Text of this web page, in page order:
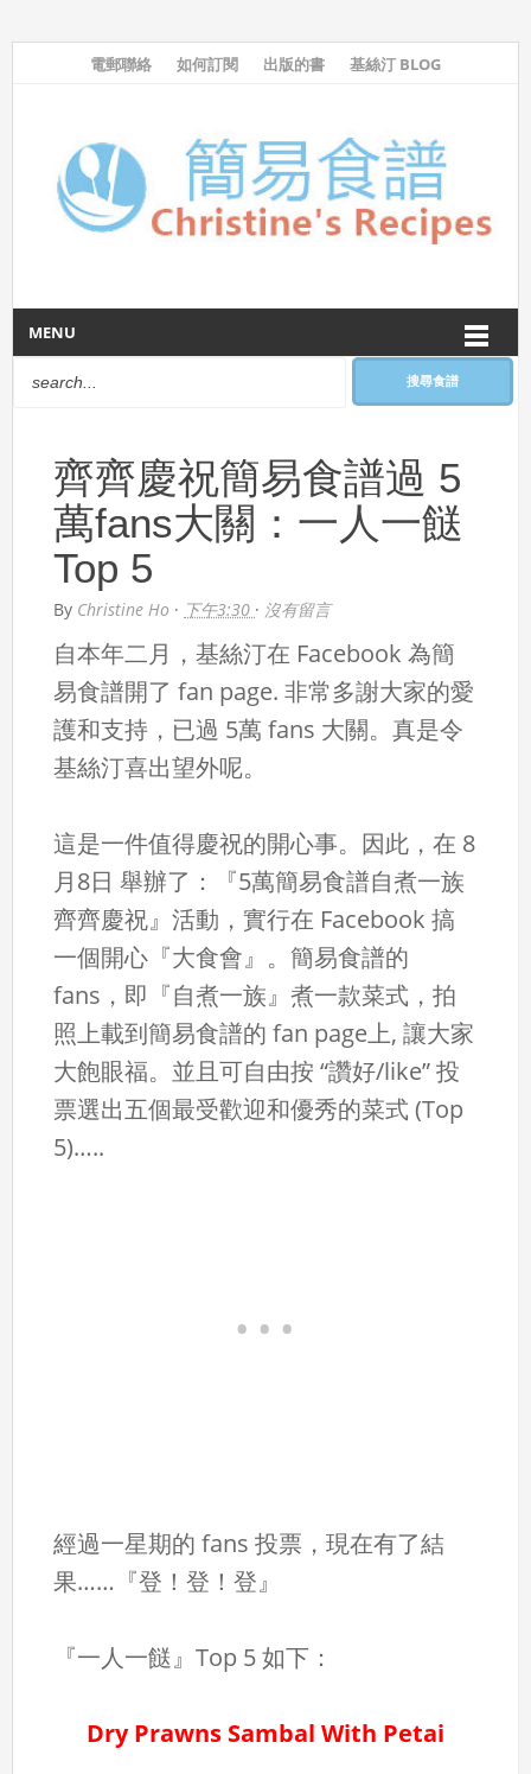
電郵聯絡 如何訂閱 出版的書 基絲汀 BLOG
MENU
搜尋食譜
齊齊慶祝簡易食譜過 5
萬fans大關：一人一餸
Top 5
By Christine Ho · 下午3:30 · 沒有留言
自本年二月，基絲汀在 Facebook 為簡
易食譜開了 fan page. 非常多謝大家的愛
護和支持，已過 5萬 fans 大關。真是令
基絲汀喜出望外呢。
這是一件值得慶祝的開心事。因此，在 8
月8日 舉辦了：『5萬簡易食譜自煮一族
齊齊慶祝』活動，實行在 Facebook 搞
一個開心『大食會』。簡易食譜的
fans，即『自煮一族』煮一款菜式，拍
照上載到簡易食譜的 fan page上, 讓大家
大飽眼福。並且可自由按 “讚好/like” 投
票選出五個最受歡迎和優秀的菜式 (Top
5)…..
經過一星期的 fans 投票，現在有了結
果……『登！登！登』
『一人一餸』Top 5 如下：
Dry Prawns Sambal With Petai